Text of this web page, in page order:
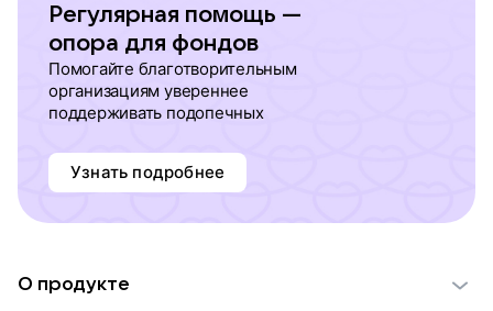
Регулярная помощь —
опора для фондов
Помогайте благотворительным
организациям увереннее
поддерживать подопечных
Узнать подробнее
О продукте